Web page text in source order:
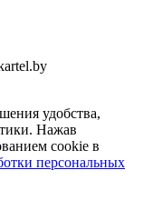
удобства,
Нажав
cookie в
персональных